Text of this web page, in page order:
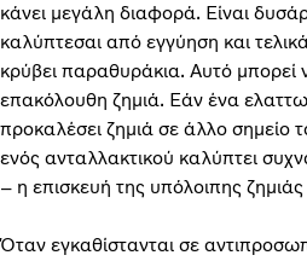
κάνει μεγάλη διαφορά. Είναι
καλύπτεσαι από εγγύηση και
κρύβει παραθυράκια. Αυτό μπορεί
επακόλουθη ζημιά. Εάν ένα
προκαλέσει ζημιά σε άλλο σημείο
ενός ανταλλακτικού καλύπτει
– η επισκευή της υπόλοιπης
Όταν εγκαθίστανται σε